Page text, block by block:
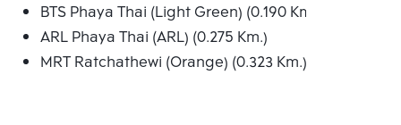
BTS Phaya Thai (Light Green) (0.190 Km.)
ARL Phaya Thai (ARL) (0.275 Km.)
MRT Ratchathewi (Orange) (0.323 Km.)